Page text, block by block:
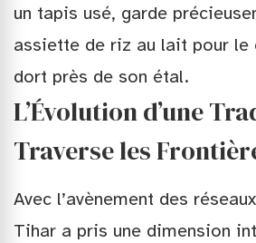
un tapis usé, garde
assiette de riz au lait pour le
dort près de son étal.
L’Évolution d’une
Traverse les
Avec l’avènement des
Tihar a pris une dimension